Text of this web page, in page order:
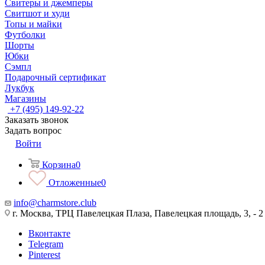
Свитеры и джемперы
Свитшот и худи
Топы и майки
Футболки
Шорты
Юбки
Сэмпл
Подарочный сертификат
Лукбук
Магазины
+7 (495) 149-92-22
Заказать звонок
Задать вопрос
Войти
Корзина0
Отложенные0
info@charmstore.club
г. Москва, ТРЦ Павелецкая Плаза, Павелецкая площадь, 3, - 2
Вконтакте
Telegram
Pinterest